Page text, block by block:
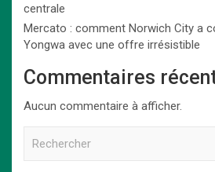
centrale
Mercato : comment Norwich City a
Yongwa avec une offre irrésistible
Commentaires
Aucun commentaire à afficher.